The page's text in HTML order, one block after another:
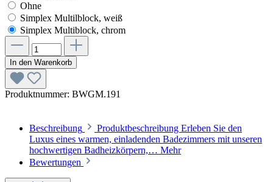
Ohne
Simplex Multilblock, weiß
Simplex Multiblock, chrom
In den Warenkorb
Produktnummer: BWGM.191
Beschreibung
Produktbeschreibung Erleben Sie den
Luxus eines warmen, einladenden Badezimmers mit unseren
hochwertigen Badheizkörpern,… Mehr
Bewertungen